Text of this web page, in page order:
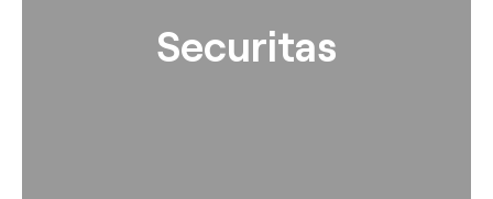
Securitas